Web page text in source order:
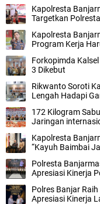
Kapolresta
Targetkan
Kapolresta
Program Kerja
Forkopimda
3 Dikebut
Rikwanto Soroti
Lengah Hadapi
172 Kilogram
Jaringan
Kapolresta
“Kayuh Baimbai
Polresta
Apresiasi Kinerja
Polres Banjar
Apresiasi Kinerja